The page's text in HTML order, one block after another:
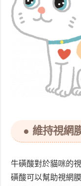
● 維持視網
牛磺酸對於貓咪的
磺酸可以幫助視網